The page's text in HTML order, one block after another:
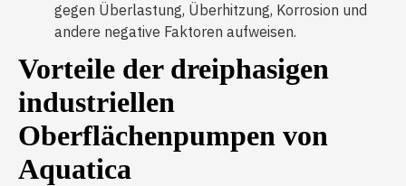
gegen Überlastung, Überhitzung, Korrosion und
andere negative Faktoren aufweisen.
Vorteile der dreiphasigen
industriellen
Oberflächenpumpen von
Aquatica